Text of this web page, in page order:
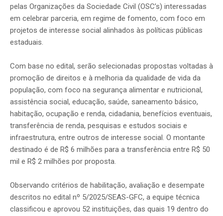
pelas Organizações da Sociedade Civil (OSC’s) interessadas
em celebrar parceria, em regime de fomento, com foco em
projetos de interesse social alinhados às políticas públicas
estaduais.
Com base no edital, serão selecionadas propostas voltadas à
promoção de direitos e à melhoria da qualidade de vida da
população, com foco na segurança alimentar e nutricional,
assistência social, educação, saúde, saneamento básico,
habitação, ocupação e renda, cidadania, benefícios eventuais,
transferência de renda, pesquisas e estudos sociais e
infraestrutura, entre outros de interesse social. O montante
destinado é de R$ 6 milhões para a transferência entre R$ 50
mil e R$ 2 milhões por proposta.
Observando critérios de habilitação, avaliação e desempate
descritos no edital nº 5/2025/SEAS-GFC, a equipe técnica
classificou e aprovou 52 instituições, das quais 19 dentro do